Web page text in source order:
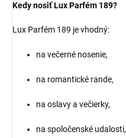
Kedy nosiť Lux Parfém 189?
Lux Parfém 189 je vhodný:
na večerné nosenie,
na romantické rande,
na oslavy a večierky,
na spoločenské udalosti,